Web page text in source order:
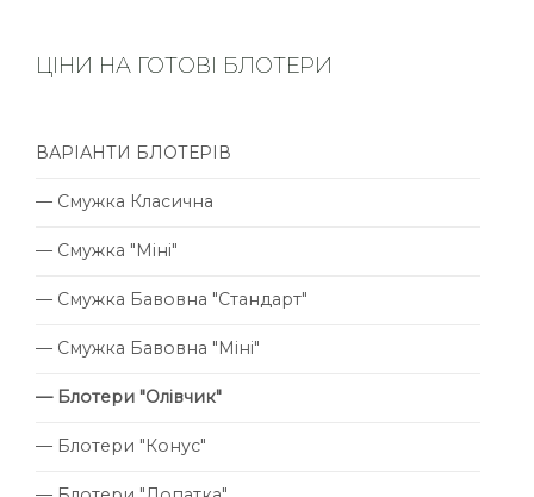
ЦІНИ НА ГОТОВІ БЛОТЕРИ
ВАРІАНТИ БЛОТЕРІВ
— Смужка Класична
— Смужка "Міні"
— Смужка Бавовна "Стандарт"
— Смужка Бавовна "Міні"
— Блотери "Олівчик"
— Блотери "Конус"